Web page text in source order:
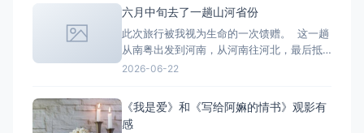
演出。上船后，发现同伴们都开始入住了。
我要和一对情侣一个房间，我不大愿意。但
是那个房间很漂亮，
六月中旬去了一趟山河省份
此次旅行被我视为生命的一次馈赠。 这一趟
从南粤出发到河南，从河南往河北，最后抵
达山西。 这一路收获的体验颇多。同行一路
力。”
2026-06-22
《我是爱》和《写给阿嫲的情书》观影有
感